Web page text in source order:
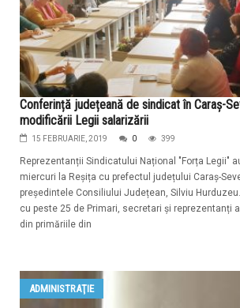
Conferință județeană de sindicat în Caraș-
modificării Legii salarizării
15 FEBRUARIE, 2019 0 399
Reprezentanții Sindicatului Național "Forța Legii"
miercuri la Reșița cu prefectul județului Caraș-
președintele Consiliului Județean, Silviu
cu peste 25 de Primari, secretari și reprezentanți
din primăriile din
ADMINISTRAŢIE